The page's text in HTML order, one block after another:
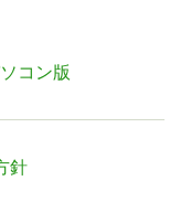
コン版
針